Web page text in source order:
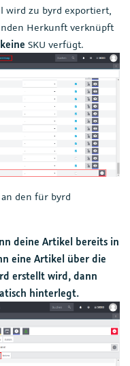
wird zu byrd exportiert,
Herkunft verknüpft
keine SKU verfügt.
den für byrd
deine Artikel bereits in
eine Artikel über die
erstellt wird, dann
hinterlegt.